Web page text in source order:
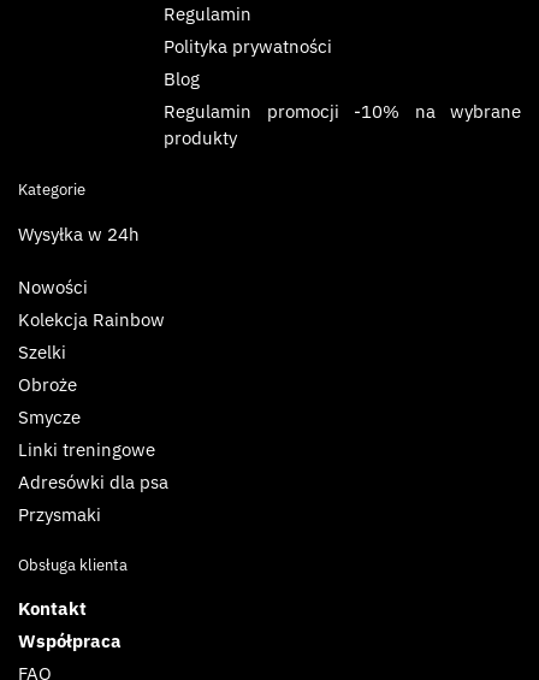
Regulamin
Polityka prywatności
Blog
Regulamin promocji -10% na wybrane
produkty
Kategorie
Wysyłka w 24h
Nowości
Kolekcja Rainbow
Szelki
Obroże
Smycze
Linki treningowe
Adresówki dla psa
Przysmaki
Obsługa klienta
Kontakt
Współpraca
FAQ